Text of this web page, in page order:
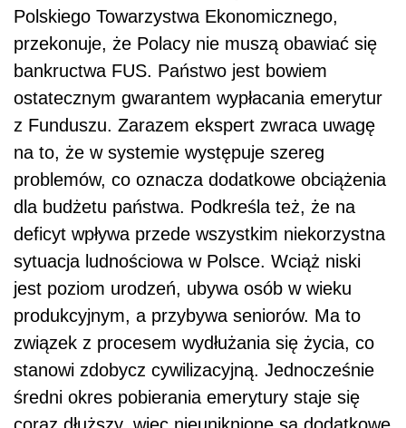
Polskiego Towarzystwa Ekonomicznego,
przekonuje, że Polacy nie muszą obawiać się
bankructwa FUS. Państwo jest bowiem
ostatecznym gwarantem wypłacania emerytur
z Funduszu. Zarazem ekspert zwraca uwagę
na to, że w systemie występuje szereg
problemów, co oznacza dodatkowe obciążenia
dla budżetu państwa. Podkreśla też, że na
deficyt wpływa przede wszystkim niekorzystna
sytuacja ludnościowa w Polsce. Wciąż niski
jest poziom urodzeń, ubywa osób w wieku
produkcyjnym, a przybywa seniorów. Ma to
związek z procesem wydłużania się życia, co
stanowi zdobycz cywilizacyjną. Jednocześnie
średni okres pobierania emerytury staje się